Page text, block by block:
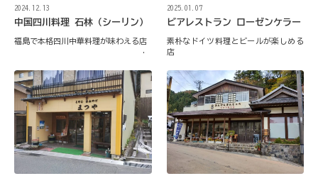
2024.12.13
中国四川料理 石林（シーリン）
福島で本格四川中華料理が味わえる店
2025.01.07
ビアレストラン ローゼンケラー
素朴なドイツ料理とビールが楽しめる
店